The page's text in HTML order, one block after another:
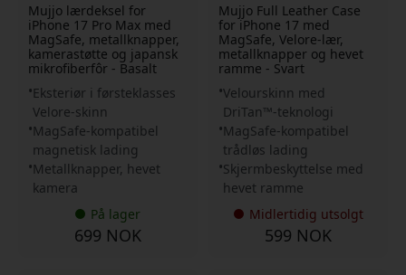
Mujjo lærdeksel for
iPhone 17 Pro Max med
MagSafe, metallknapper,
kamerastøtte og japansk
mikrofiberfôr - Basalt
Eksteriør i førsteklasses
Velore-skinn
MagSafe-kompatibel
magnetisk lading
Metallknapper, hevet
kamera
På lager
699 NOK
Mujjo Full Leather Case
for iPhone 17 med
MagSafe, Velore-lær,
metallknapper og hevet
ramme - Svart
Velourskinn med
DriTan™-teknologi
MagSafe-kompatibel
trådløs lading
Skjermbeskyttelse med
hevet ramme
Midlertidig utsolgt
599 NOK